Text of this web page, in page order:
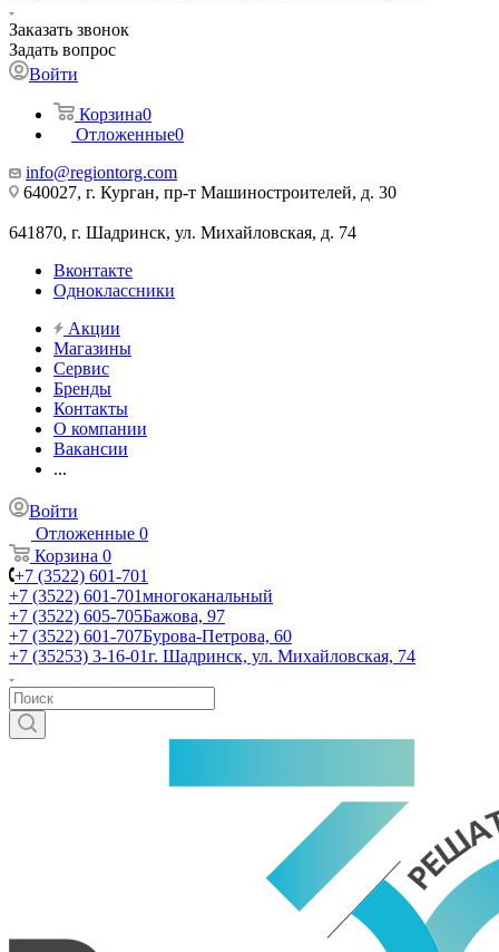
Заказать звонок
Задать вопрос
Войти
Корзина0
Отложенные0
info@regiontorg.com
640027, г. Курган, пр-т Машиностроителей, д. 30
641870, г. Шадринск, ул. Михайловская, д. 74
Вконтакте
Одноклассники
Акции
Магазины
Сервис
Бренды
Контакты
О компании
Вакансии
...
Войти
Отложенные 0
Корзина 0
+7 (3522) 601-701
+7 (3522) 601-701многоканальный
+7 (3522) 605-705Бажова, 97
+7 (3522) 601-707Бурова-Петрова, 60
+7 (35253) 3-16-01г. Шадринск, ул. Михайловская, 74